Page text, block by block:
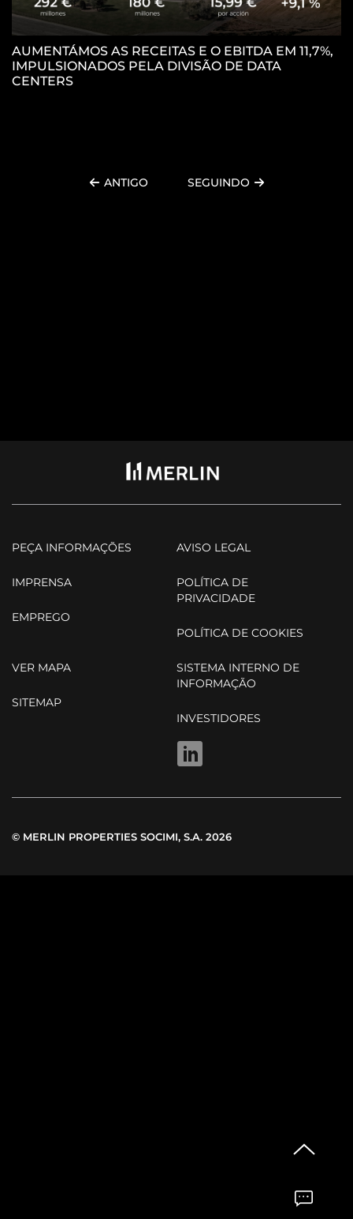
AUMENTÁMOS AS RECEITAS E O EBITDA EM 11,7%,
IMPULSIONADOS PELA DIVISÃO DE DATA
CENTERS
ANTIGO SEGUINDO
PEÇA INFORMAÇÕES
IMPRENSA
EMPREGO
AVISO LEGAL
POLÍTICA DE
PRIVACIDADE
POLÍTICA DE COOKIES
VER MAPA
SITEMAP
SISTEMA INTERNO DE
INFORMAÇÃO
INVESTIDORES
LINKEDIN
© MERLIN PROPERTIES SOCIMI, S.A. 2026